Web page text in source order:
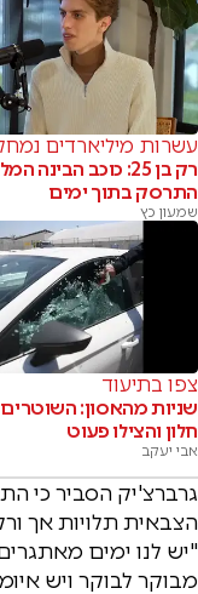
עשרות מיליארדים
רק בן 25: כוכב הבינה
התרסק בתוך ימים
שמעון כץ
צפו בתיעוד
שניות מהאסון: השוטרים
חלון והצילו פעוט
אבי יעקב
גרברצ'יק הסביר כי
הצבאית תלויות אך
"יש לנו ימים
מבוקר לבוקר ויש